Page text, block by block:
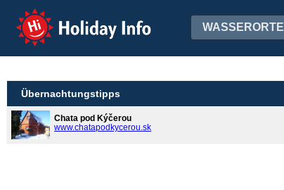
Holiday Info WASSERORTE
Übernachtungstipps
Chata pod Kýčerou
www.chatapodkycerou.sk